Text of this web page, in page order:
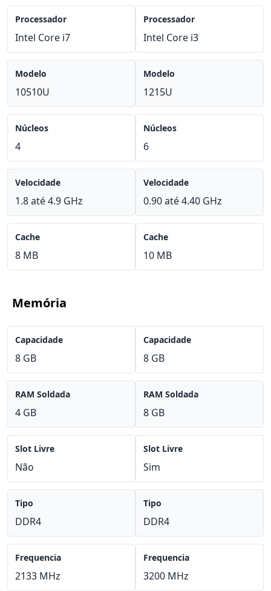
Processador
Intel Core i7
Modelo
10510U
Núcleos
4
Velocidade
1.8 até 4.9 GHz
Cache
8 MB
Processador
Intel Core i3
Modelo
1215U
Núcleos
6
Velocidade
0.90 até 4.40 GHz
Cache
10 MB
Memória
Capacidade
8 GB
RAM Soldada
4 GB
Slot Livre
Não
Tipo
DDR4
Frequencia
2133 MHz
Capacidade
8 GB
RAM Soldada
8 GB
Slot Livre
Sim
Tipo
DDR4
Frequencia
3200 MHz